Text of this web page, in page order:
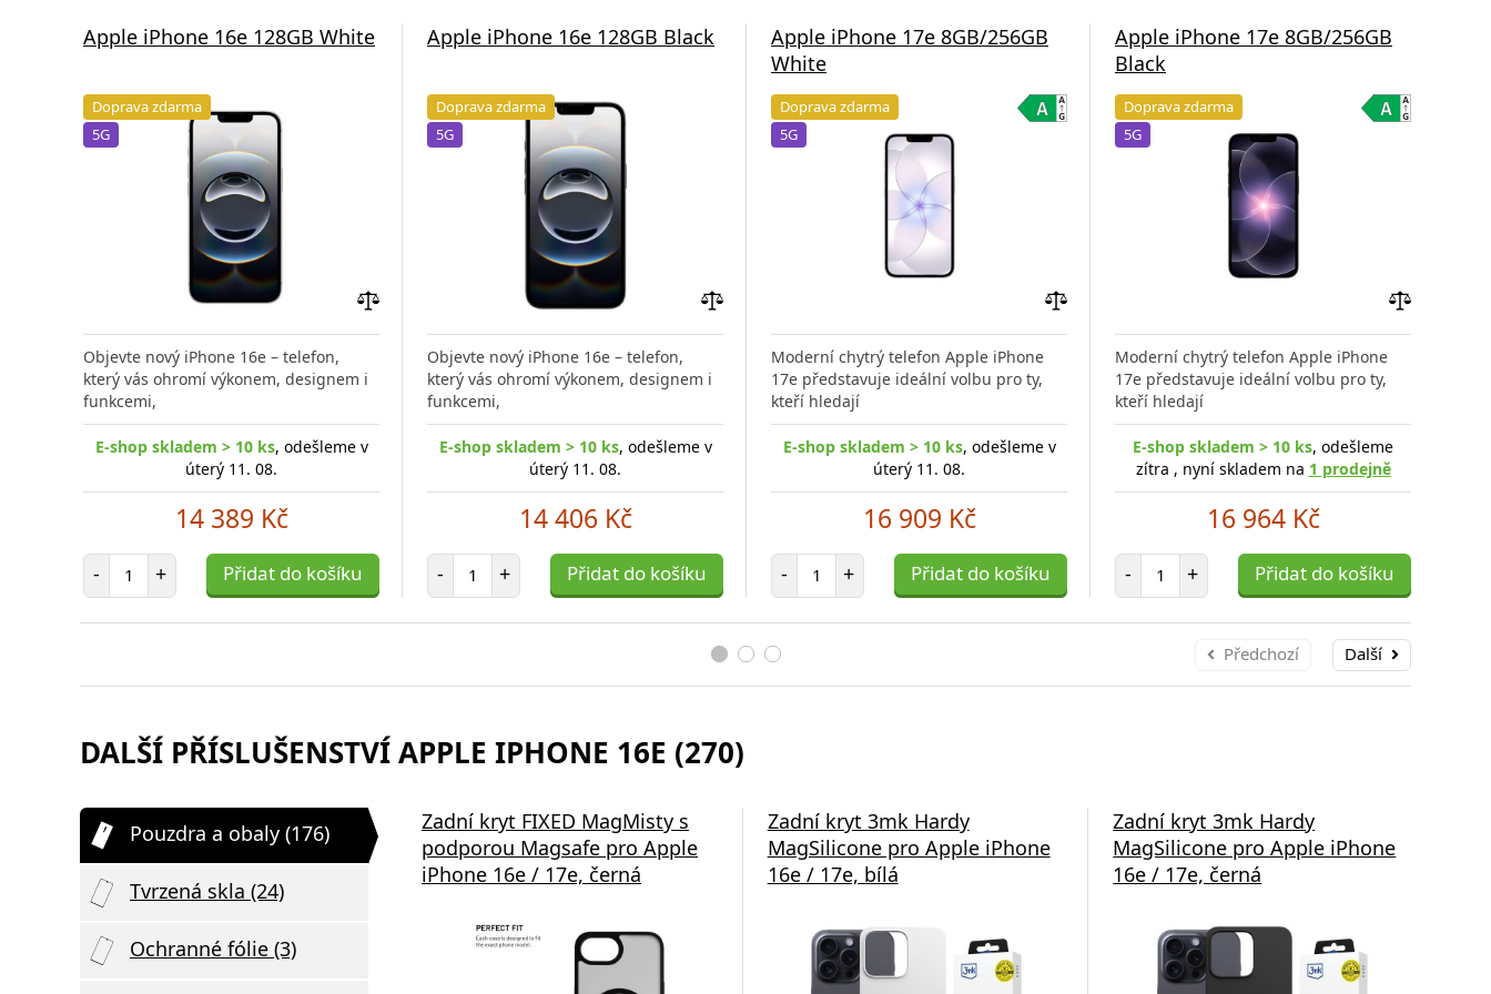
Apple iPhone 16e 128GB White
Doprava zdarma
5G
porovnání
Objevte nový iPhone 16e – telefon,
který vás ohromí výkonem, designem i
funkcemi,
E-shop skladem > 10 ks, odešleme v
úterý 11. 08.
14 389 Kč
- Počet položek
+ Přidat do košíku
Apple iPhone 16e 128GB Black
Doprava zdarma
5G
porovnání
Objevte nový iPhone 16e – telefon,
který vás ohromí výkonem, designem i
funkcemi,
E-shop skladem > 10 ks, odešleme v
úterý 11. 08.
14 406 Kč
- Počet položek
+ Přidat do košíku
Apple iPhone 17e 8GB/256GB
White
Doprava zdarma
5G
porovnání
Moderní chytrý telefon Apple iPhone
17e představuje ideální volbu pro ty,
kteří hledají
E-shop skladem > 10 ks, odešleme v
úterý 11. 08.
16 909 Kč
- Počet položek
+ Přidat do košíku
Apple iPhone 17e 8GB/256GB
Black
Doprava zdarma
5G
Moderní chytrý telefon Apple iPhone
17e představuje ideální volbu pro ty,
kteří hledají
E-shop skladem > 10 ks, odešleme
zítra , nyní skladem na 1 prodejně
16 964 Kč
- Počet položek
+ Přidat do košíku
Předchozí Další
DALŠÍ PŘÍSLUŠENSTVÍ APPLE IPHONE 16E (270)
Pouzdra a obaly (176)
Tvrzená skla (24)
Ochranné fólie (3)
Zadní kryt FIXED MagMisty s
podporou Magsafe pro Apple
iPhone 16e / 17e, černá
Zadní kryt 3mk Hardy
MagSilicone pro Apple iPhone
16e / 17e, bílá
Zadní kryt 3mk Hardy
MagSilicone pro Apple iPhone
16e / 17e, černá
Bezdrátová nabíječka Swissten
2v1 černá